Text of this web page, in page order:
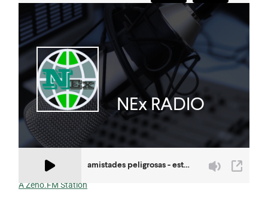
A Zeno.FM Station